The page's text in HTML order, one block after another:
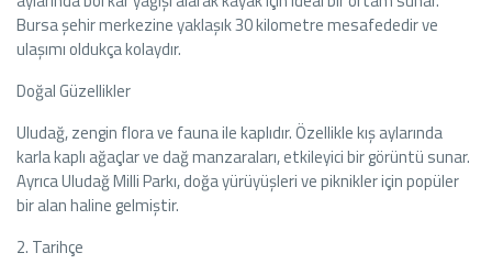
Bursa şehir merkezine yaklaşık 30 kilometre mesafededir ve
ulaşımı oldukça kolaydır.
Doğal Güzellikler
Uludağ, zengin flora ve fauna ile kaplıdır. Özellikle kış aylarında
karla kaplı ağaçlar ve dağ manzaraları, etkileyici bir görüntü sunar.
Ayrıca Uludağ Milli Parkı, doğa yürüyüşleri ve piknikler için popüler
bir alan haline gelmiştir.
2. Tarihçe